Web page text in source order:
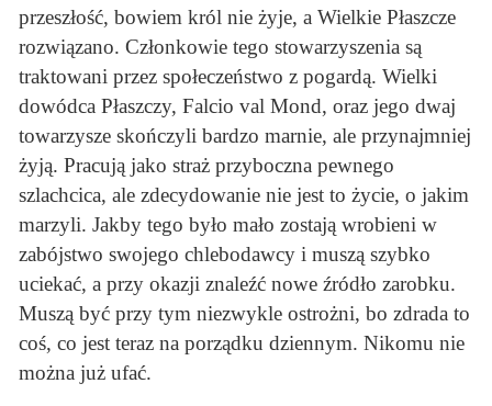
przeszłość, bowiem król nie żyje, a Wielkie Płaszcze
rozwiązano. Członkowie tego stowarzyszenia są
traktowani przez społeczeństwo z pogardą. Wielki
dowódca Płaszczy, Falcio val Mond, oraz jego dwaj
towarzysze skończyli bardzo marnie, ale przynajmniej
żyją. Pracują jako straż przyboczna pewnego
szlachcica, ale zdecydowanie nie jest to życie, o jakim
marzyli. Jakby tego było mało zostają wrobieni w
zabójstwo swojego chlebodawcy i muszą szybko
uciekać, a przy okazji znaleźć nowe źródło zarobku.
Muszą być przy tym niezwykle ostrożni, bo zdrada to
coś, co jest teraz na porządku dziennym. Nikomu nie
można już ufać.